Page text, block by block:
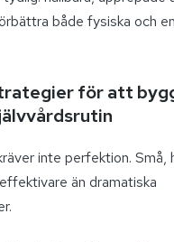
både fysiska och
för att
inte perfektion. Små,
än dramatiska